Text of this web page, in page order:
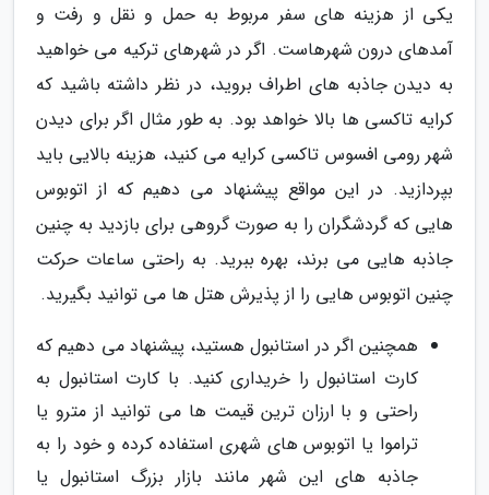
یکی از هزینه های سفر مربوط به حمل و نقل و رفت و
آمدهای درون شهرهاست. اگر در شهرهای ترکیه می خواهید
به دیدن جاذبه های اطراف بروید، در نظر داشته باشید که
کرایه تاکسی ها بالا خواهد بود. به طور مثال اگر برای دیدن
شهر رومی افسوس تاکسی کرایه می کنید، هزینه بالایی باید
بپردازید. در این مواقع پیشنهاد می دهیم که از اتوبوس
هایی که گردشگران را به صورت گروهی برای بازدید به چنین
جاذبه هایی می برند، بهره ببرید. به راحتی ساعات حرکت
چنین اتوبوس هایی را از پذیرش هتل ها می توانید بگیرید.
همچنین اگر در استانبول هستید، پیشنهاد می دهیم که
کارت استانبول را خریداری کنید. با کارت استانبول به
راحتی و با ارزان ترین قیمت ها می توانید از مترو یا
تراموا یا اتوبوس های شهری استفاده کرده و خود را به
جاذبه های این شهر مانند بازار بزرگ استانبول یا